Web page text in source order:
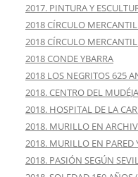
2017. PINTURA Y
2018 CÍRCULO
2018 CÍRCULO
2018 CONDE YBARRA
2018 LOS NEGRITOS 625
2018. CENTRO DEL
2018. HOSPITAL DE LA
2018. MURILLO EN
2018. MURILLO EN PARED
2018. PASIÓN SEGÚN